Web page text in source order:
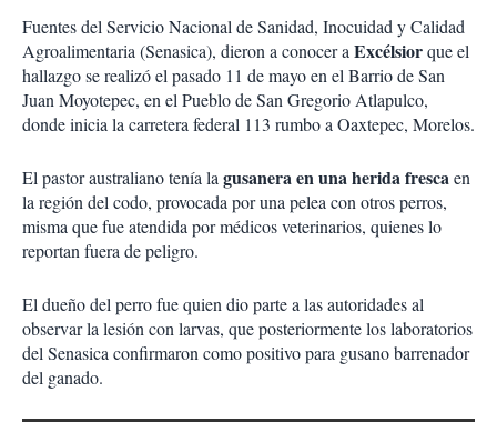
Fuentes del Servicio Nacional de Sanidad, Inocuidad y Calidad
Agroalimentaria (Senasica), dieron a conocer aExcélsiorque el
hallazgo se realizó el pasado 11 de mayo en el Barrio de San
Juan Moyotepec, en el Pueblo de San Gregorio Atlapulco,
donde inicia la carretera federal 113 rumbo a Oaxtepec, Morelos.
El pastor australiano tenía lagusanera en una herida frescaen
la región del codo, provocada por una pelea con otros perros,
misma que fue atendida por médicos veterinarios, quienes lo
reportan fuera de peligro.
El dueño del perro fue quien dio parte a las autoridades al
observar la lesión con larvas, que posteriormente los laboratorios
del Senasica confirmaron como positivo para gusano barrenador
del ganado.